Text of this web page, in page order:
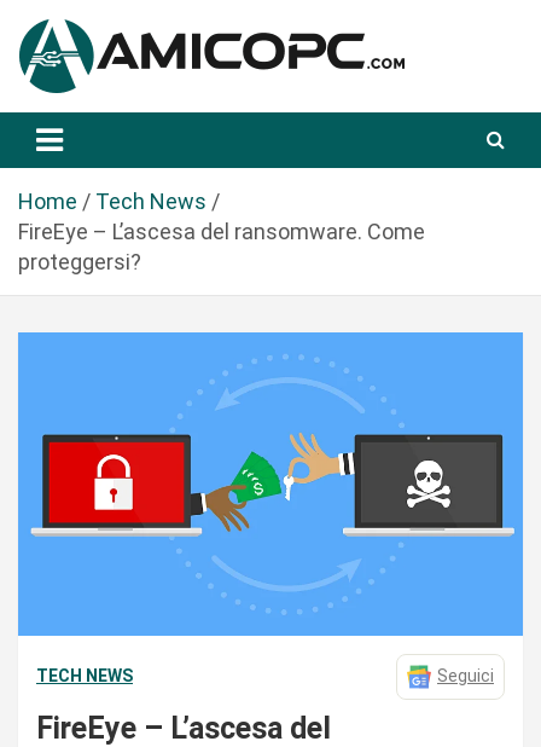
a
Amicopc.com
Home
Tech News
FireEye – L’ascesa del ransomware. Come
proteggersi?
TECH NEWS Seguici
FireEye – L’ascesa del